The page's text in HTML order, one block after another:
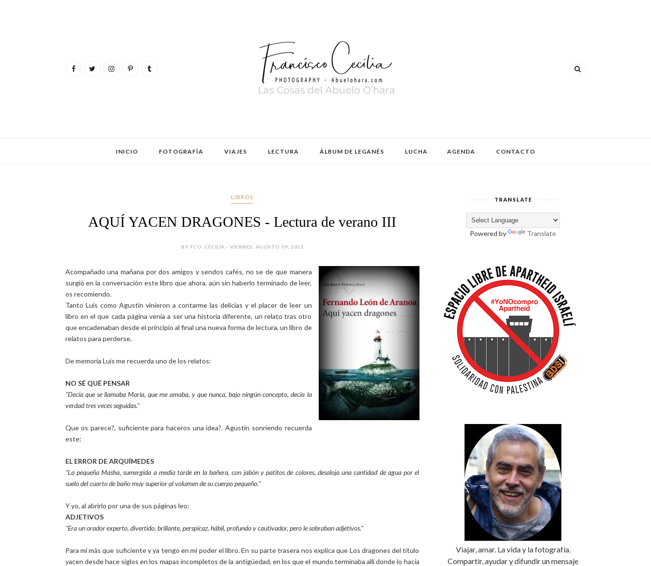
INICIO FOTOGRAFÍA VIAJES LECTURA ÁLBUM DE LEGANÉS LUCHA AGENDA CONTACTO
LIBROS
AQUÍ YACEN DRAGONES - Lectura de verano III
BY FCO. CECILIA - VIERNES, AGOSTO 09, 2013
Acompañado una mañana por dos amigos y sendos cafés, no se de que manera
surgió en la conversación este libro que ahora, aún sin haberlo terminado de leer,
os recomiendo.
Tanto Luis como Agustín vinieron a contarme las delicias y el placer de leer un
libro en el que cada página venía a ser una historia diferente, un relato tras otro
que encadenaban desde el principio al final una nueva forma de lectura, un libro de
relatos para perderse.
De memoria Luis me recuerda uno de los relatos:
NO SÉ QUÉ PENSAR
"Decía que se llamaba María, que me amaba, y que nunca, bajo ningún concepto, decía la
verdad tres veces seguidas."
Que os parece?, suficiente para haceros una idea?. Agustín sonriendo recuerda
este:
EL ERROR DE ARQUÍMEDES
"La pequeña Masha, sumergida a media tarde en la bañera, con jabón y patitos de colores, desaloja una cantidad de agua por el
suelo del cuarto de baño muy superior al volumen de su cuerpo pequeño."
Y yo, al abrirlo por una de sus páginas leo:
ADJETIVOS
"Era un orador experto, divertido, brillante, perspicaz, hábil, profundo y cautivador, pero le sobraban adjetivos."
Para mi más que suficiente y ya tengo en mi poder el libro. En su parte trasera nos explica que Los dragones del título
yacen desde hace siglos en los mapas incompletos de la antigüedad, en los que el mundo terminaba allí donde lo hacía
TRANSLATE
Powered by Translate
Viajar, amar. La vida y la fotografía.
Compartir, ayudar y difundir un mensaje